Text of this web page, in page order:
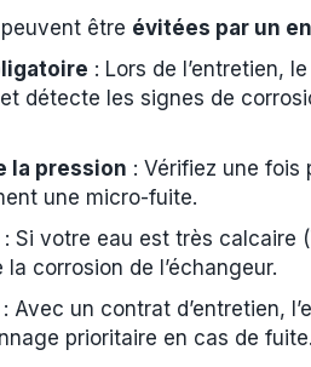
être évitées par un
: Lors de l’entretien,
et détecte les signes de
la pression : Vérifiez une fois
une micro-fuite.
: Si votre eau est très calcaire
la corrosion de l’échangeur.
: Avec un contrat d’entretien,
prioritaire en cas de fuite.